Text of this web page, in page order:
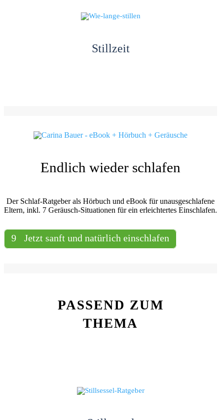
Stillzeit
Endlich wieder schlafen
Der Schlaf-Ratgeber als Hörbuch und eBook für unausgeschlafene
Eltern, inkl. 7 Geräusch-Situationen für ein erleichtertes Einschlafen.
Jetzt sanft und natürlich einschlafen
PASSEND ZUM
THEMA